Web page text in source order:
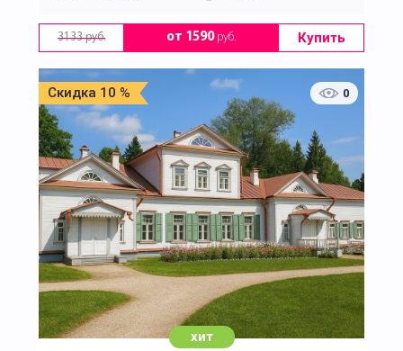
3133 руб. от 1590руб. Купить
Скидка 10 % 0
хит